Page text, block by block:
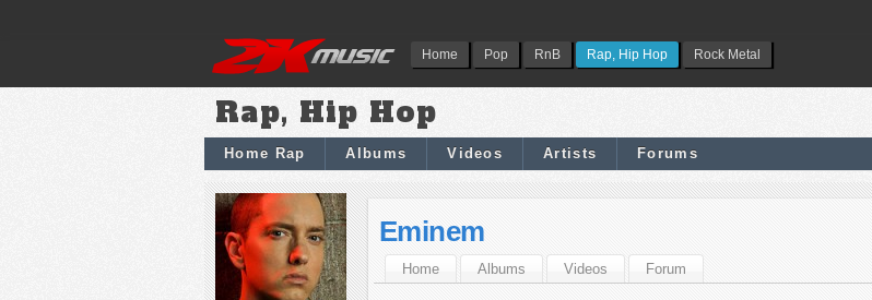
Home Pop RnB Rap, Hip Hop Rock Metal
Rap, Hip Hop
Home Rap Albums Videos Artists Forums
Eminem
Home Albums Videos Forum